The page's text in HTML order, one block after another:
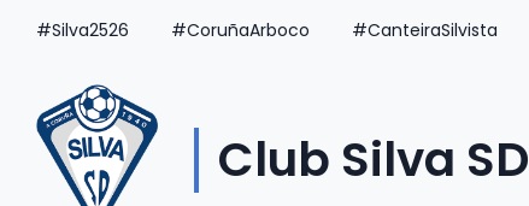
#Silva2526 #CoruñaArboco #CanteiraSilvista
Club Silva SD